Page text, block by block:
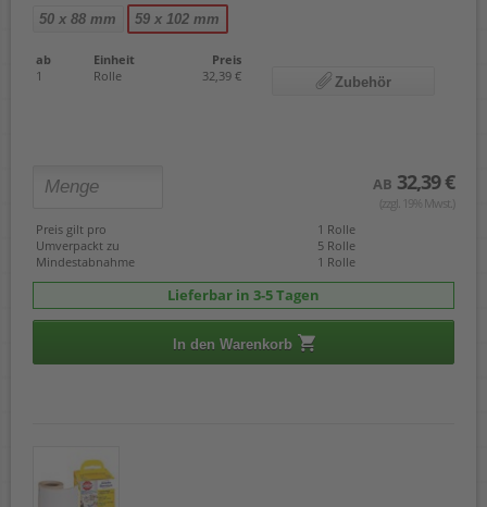
50 x 88 mm 59 x 102 mm
ab Einheit
Preis
1
Rolle 32,39 € Zubehör
AB 32,39 €
(zzgl. 19% Mwst.)
Preis gilt pro
1 Rolle
Umverpackt zu
5 Rolle
Mindestabnahme
1 Rolle
Lieferbar in 3-5 Tagen
In den Warenkorb